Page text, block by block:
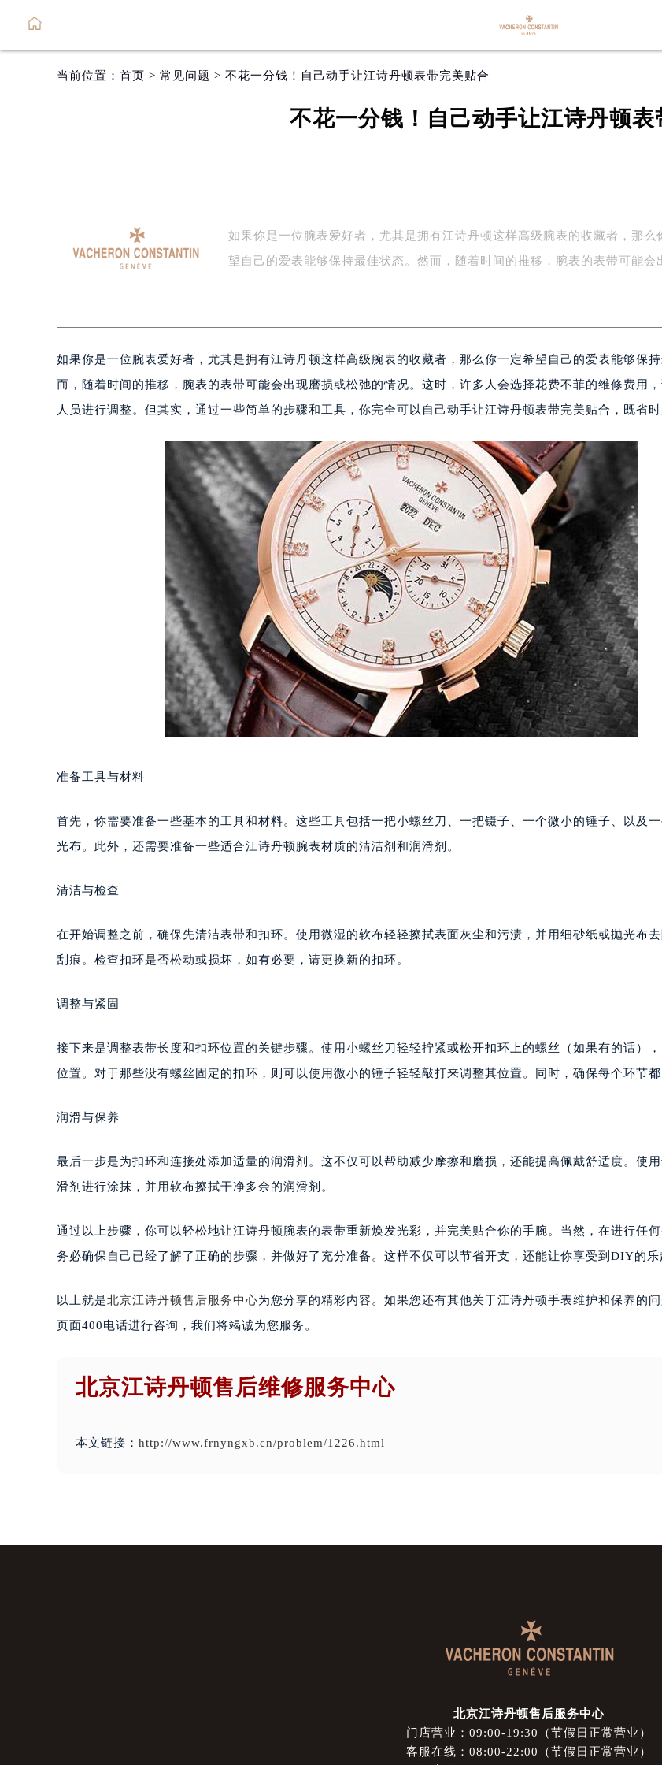
当前位置： 首页 > 常见问题 > 不花一分钱！自己动手让江诗丹顿表带完美贴合
不花一分钱！自己动手让江诗丹顿表
如果你是一位腕表爱好者，尤其是拥有江诗丹顿这样高级腕表的收藏者，那么
望自己的爱表能够保持最佳状态。然而，随着时间的推移，腕表的表带可能
如果你是一位腕表爱好者，尤其是拥有江诗丹顿这样高级腕表的收藏者，那么你一定希望自己的爱表能够保
而，随着时间的推移，腕表的表带可能会出现磨损或松弛的情况。这时，许多人会选择花费不菲的维修费用
人员进行调整。但其实，通过一些简单的步骤和工具，你完全可以自己动手让江诗丹顿表带完美贴合，既省时
准备工具与材料
首先，你需要准备一些基本的工具和材料。这些工具包括一把小螺丝刀、一把镊子、一个微小的锤子、以及
光布。此外，还需要准备一些适合江诗丹顿腕表材质的清洁剂和润滑剂。
清洁与检查
在开始调整之前，确保先清洁表带和扣环。使用微湿的软布轻轻擦拭表面灰尘和污渍，并用细砂纸或抛光布
刮痕。检查扣环是否松动或损坏，如有必要，请更换新的扣环。
调整与紧固
接下来是调整表带长度和扣环位置的关键步骤。使用小螺丝刀轻轻拧紧或松开扣环上的螺丝（如果有的话）
位置。对于那些没有螺丝固定的扣环，则可以使用微小的锤子轻轻敲打来调整其位置。同时，确保每个环节都
润滑与保养
最后一步是为扣环和连接处添加适量的润滑剂。这不仅可以帮助减少摩擦和磨损，还能提高佩戴舒适度。使
滑剂进行涂抹，并用软布擦拭干净多余的润滑剂。
通过以上步骤，你可以轻松地让江诗丹顿腕表的表带重新焕发光彩，并完美贴合你的手腕。当然，在进行任
务必确保自己已经了解了正确的步骤，并做好了充分准备。这样不仅可以节省开支，还能让你享受到DIY的乐
以上就是北京江诗丹顿售后服务中心为您分享的精彩内容。如果您还有其他关于江诗丹顿手表维护和保养的
页面400电话进行咨询，我们将竭诚为您服务。
北京江诗丹顿售后维修服务中心
本文链接： http://www.frnyngxb.cn/problem/1226.html
北京江诗丹顿售后服务中心
门店营业：09:00-19:30（节假日正常营业）
客服在线：08:00-22:00（节假日正常营业）